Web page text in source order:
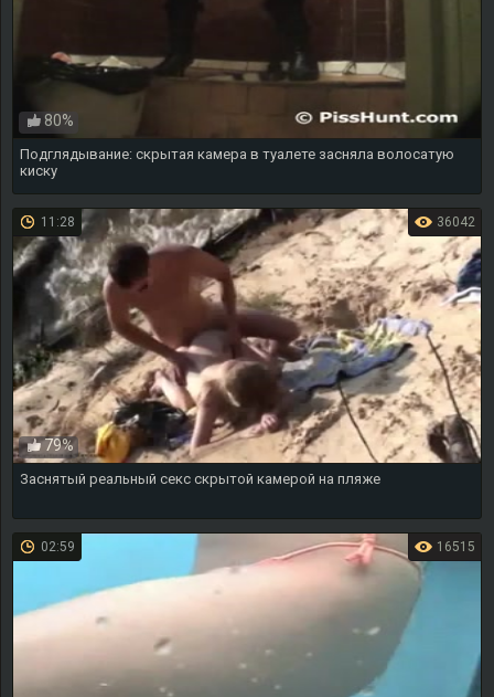
80%
Подглядывание: скрытая камера в туалете засняла волосатую
киску
36042
11:28
79%
Заснятый реальный секс скрытой камерой на пляже
16515
02:59